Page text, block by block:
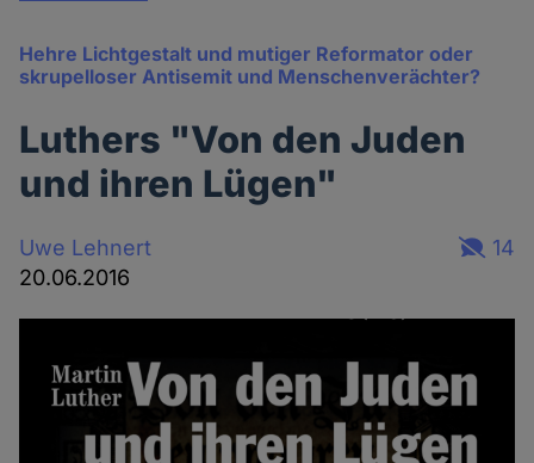
Hehre Lichtgestalt und mutiger Reformator oder
skrupelloser Antisemit und Menschenverächter?
Luthers "Von den Juden
und ihren Lügen"
Uwe Lehnert
20.06.2016
14